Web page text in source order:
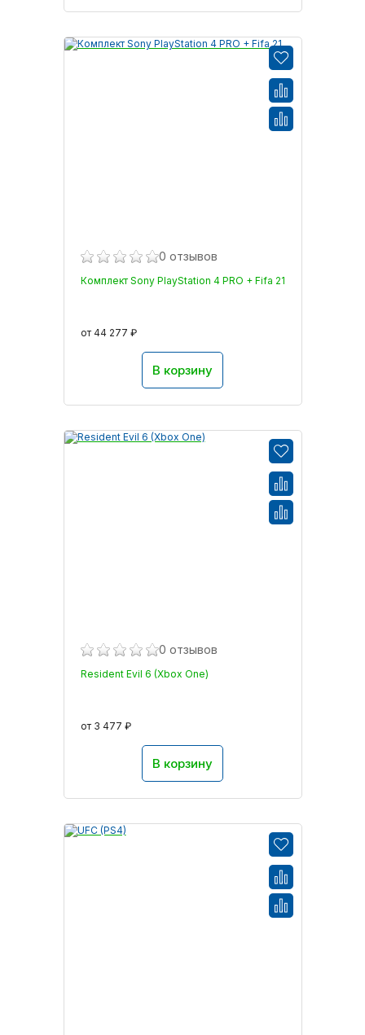
0 отзывов
Комплект Sony PlayStation 4 PRO + Fifa 21
от 44 277 ₽
В корзину
0 отзывов
Resident Evil 6 (Xbox One)
от 3 477 ₽
В корзину